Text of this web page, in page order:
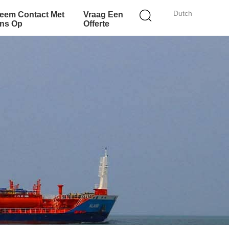
Dutch
Contact Met
Op
Vraag Een
Offerte